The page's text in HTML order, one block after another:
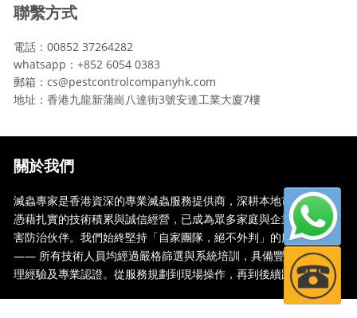
聯繫方式
電話：00852 37264282
whatsapp：+852 6054 0383
郵箱：cs@pestcontrolcompanyhk.com
地址：香港九龍新蒲崗八達街3號安達工業大廈7樓
關於我們
滅蟲專家是香港資深的專業滅蟲服務提供商，深耕本地市場多年，
憑藉扎實的技術積累與誠信經營，已成為眾多家庭與企業信賴的蟲
害防治伙伴。我們始終堅持「自家團隊，絕不外判」的服務承諾
—— 所有技術人員均經過嚴格篩選與系統培訓，具備豐富的現場處
理經驗及專業認證。從服務規劃到現場操作，再到後續跟蹤，全...